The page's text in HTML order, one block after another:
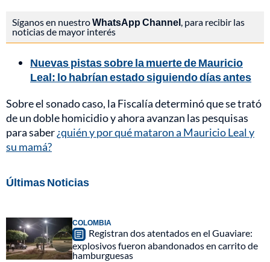
Síganos en nuestroWhatsApp Channel, para recibir las
noticias de mayor interés
Nuevas pistas sobre la muerte de Mauricio
Leal: lo habrían estado siguiendo días antes
Sobre el sonado caso, la Fiscalía determinó que se trató
de un doble homicidio y ahora avanzan las pesquisas
para saber¿quién y por qué mataron a Mauricio Leal y
su mamá?
Últimas Noticias
COLOMBIA
Registran dos atentados en el Guaviare:
explosivos fueron abandonados en carrito de
hamburguesas